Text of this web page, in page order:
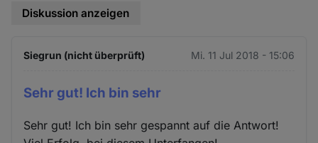
Diskussion anzeigen
Siegrun (nicht überprüft) Mi. 11 Jul 2018 - 15:06
Sehr gut! Ich bin sehr
Sehr gut! Ich bin sehr gespannt auf die Antwort!